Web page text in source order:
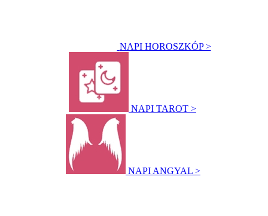
NAPI HOROSZKÓP >
NAPI TAROT >
NAPI ANGYAL >